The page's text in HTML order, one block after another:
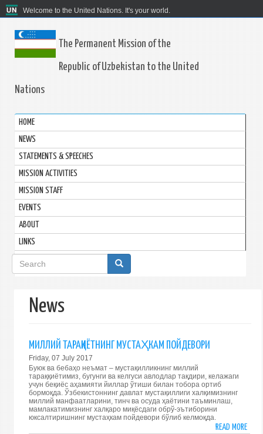
Welcome to the United Nations. It's your world.
The Permanent Mission of the
Republic of Uzbekistan to the United
Nations
HOME
NEWS
STATEMENTS & SPEECHES
MISSION ACTIVITIES
MISSION STAFF
EVENTS
ABOUT
LINKS
Search
form
News
МИЛЛИЙ ТАРАҚҚИЁТНИНГ МУСТАҲКАМ ПОЙДЕВОРИ
Friday, 07 July 2017
Буюк ва бебаҳо неъмат – мустақилликнинг миллий
тараққиётимиз, бугунги ва келгуси авлодлар тақдири, келажаги
учун беқиёс аҳамияти йиллар ўтиши билан тобора ортиб
бормоқда. Ўзбекистоннинг давлат мустақиллиги халқимизнинг
миллий манфаатларини, тинч ва осуда ҳаётини таъминлаш,
мамлакатимизнинг халқаро миқёсдаги обрў-эътиборини
юксалтиришнинг мустаҳкам пойдевори бўлиб келмоқда.
READ MORE